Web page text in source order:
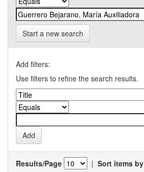
Start a new search
Add filters:
Use filters to refine the search results.
Results/Page | Sort items by